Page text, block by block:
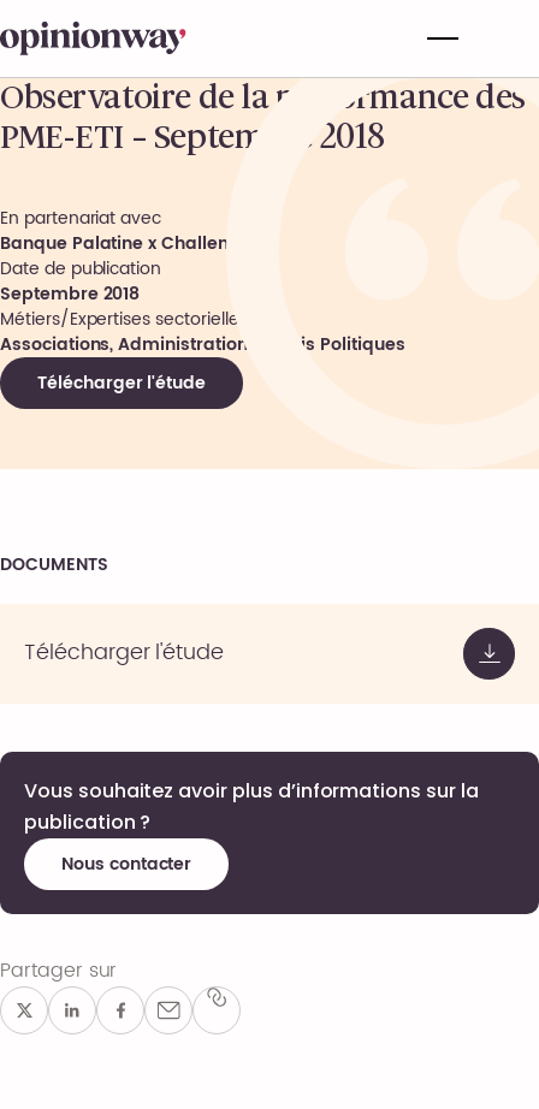
Observatoire de la performance des
PME-ETI – Septembre 2018
En partenariat avec
Banque Palatine x Challenges
Date de publication
Septembre 2018
Métiers/Expertises sectorielles
Associations, Administrations, Partis Politiques
Télécharger l'étude
DOCUMENTS
Télécharger l'étude
Vous souhaitez avoir plus d’informations sur la
publication ?
Nous contacter
Partager sur